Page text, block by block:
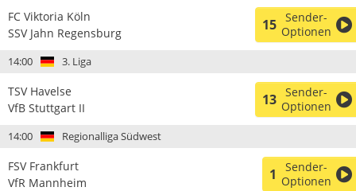
FC Viktoria Köln
SSV Jahn Regensburg
15 Sender-
Optionen
14:00 3. Liga
TSV Havelse
VfB Stuttgart II
13 Sender-
Optionen
14:00 Regionalliga Südwest
FSV Frankfurt
VfR Mannheim
1
Sender-
Optionen